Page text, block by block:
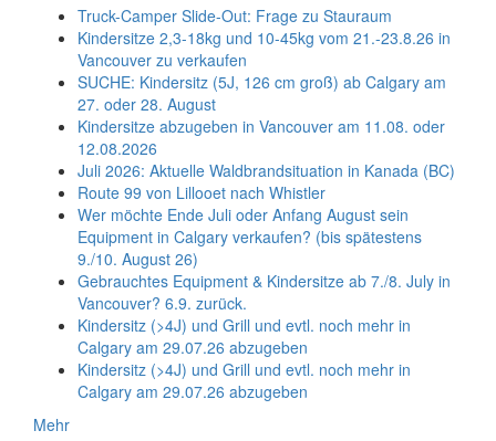
Truck-Camper Slide-Out: Frage zu Stauraum
Kindersitze 2,3-18kg und 10-45kg vom 21.-23.8.26 in
Vancouver zu verkaufen
SUCHE: Kindersitz (5J, 126 cm groß) ab Calgary am
27. oder 28. August
Kindersitze abzugeben in Vancouver am 11.08. oder
12.08.2026
Juli 2026: Aktuelle Waldbrandsituation in Kanada (BC)
Route 99 von Lillooet nach Whistler
Wer möchte Ende Juli oder Anfang August sein
Equipment in Calgary verkaufen? (bis spätestens
9./10. August 26)
Gebrauchtes Equipment & Kindersitze ab 7./8. July in
Vancouver? 6.9. zurück.
Kindersitz (>4J) und Grill und evtl. noch mehr in
Calgary am 29.07.26 abzugeben
Kindersitz (>4J) und Grill und evtl. noch mehr in
Calgary am 29.07.26 abzugeben
Mehr